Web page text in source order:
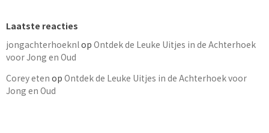
Laatste reacties
jongachterhoeknl op Ontdek de Leuke Uitjes in de Achterhoek
voor Jong en Oud
Corey eten op Ontdek de Leuke Uitjes in de Achterhoek voor
Jong en Oud